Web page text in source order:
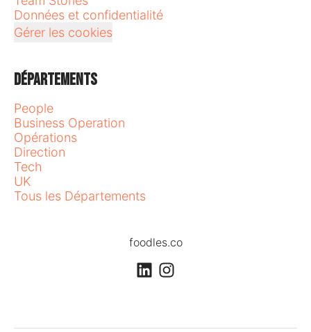
Données et confidentialité
Gérer les cookies
Départements
People
Business Operation
Opérations
Direction
Tech
UK
Tous les Départements
foodles.co